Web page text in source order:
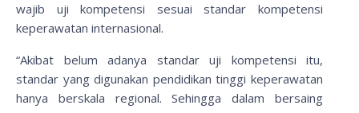
wajib uji kompetensi sesuai standar kompetensi
keperawatan internasional.
“Akibat belum adanya standar uji kompetensi itu,
standar yang digunakan pendidikan tinggi keperawatan
hanya berskala regional. Sehingga dalam bersaing